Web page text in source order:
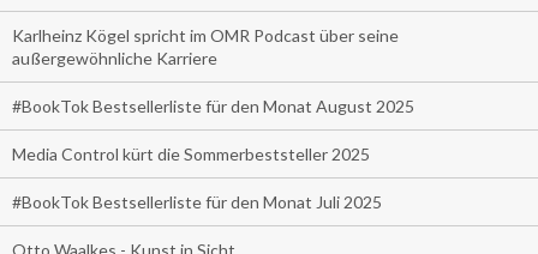
Karlheinz Kögel spricht im OMR Podcast über seine
außergewöhnliche Karriere
#BookTok Bestsellerliste für den Monat August 2025
Media Control kürt die Sommerbeststeller 2025
#BookTok Bestsellerliste für den Monat Juli 2025